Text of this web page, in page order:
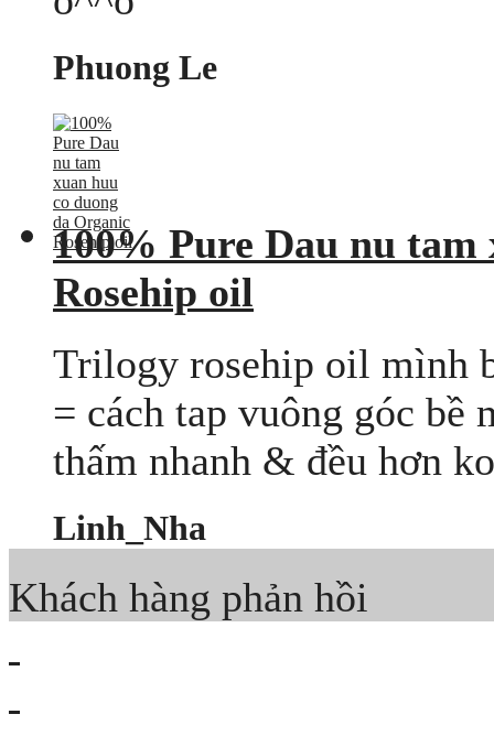
Phuong Le
100% Pure Dau nu
Rosehip oil
Trilogy rosehip oil mình
= cách tap vuông góc bề
thấm nhanh & đều hơn
Linh_Nha
Khách hàng phản hồi